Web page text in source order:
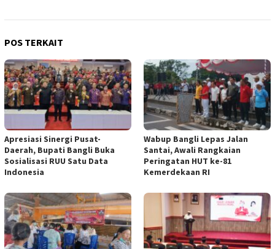
POS TERKAIT
Apresiasi Sinergi Pusat-
Daerah, Bupati Bangli Buka
Sosialisasi RUU Satu Data
Indonesia
Wabup Bangli Lepas Jalan
Santai, Awali Rangkaian
Peringatan HUT ke-81
Kemerdekaan RI